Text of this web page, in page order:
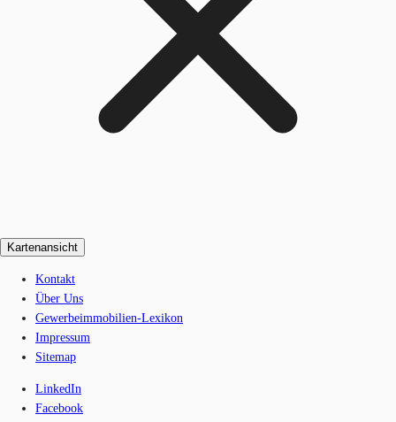
Kartenansicht
Kontakt
Über Uns
Gewerbeimmobilien-Lexikon
Impressum
Sitemap
LinkedIn
Facebook